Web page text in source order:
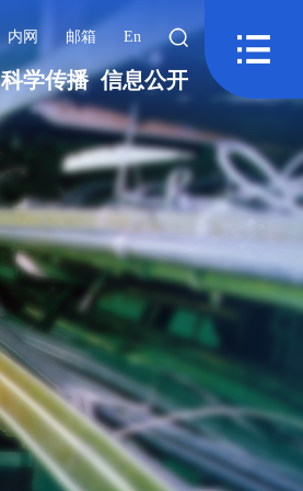
内网 邮箱 En
科学传播 信息公开